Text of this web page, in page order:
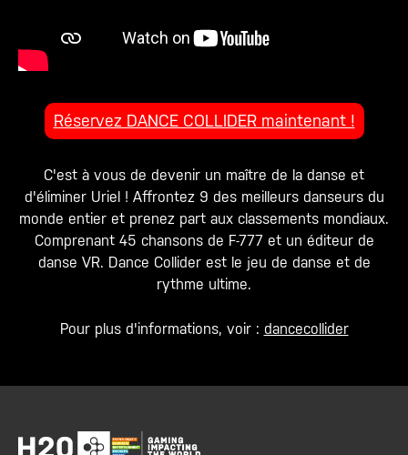
Réservez DANCE COLLIDER maintenant !
C'est à vous de devenir un maître de la danse et
d'éliminer Uriel ! Affrontez 9 des meilleurs danseurs du
monde entier et prenez part aux classements mondiaux.
Comprenant 45 chansons de F-777 et un éditeur de
danse VR. Dance Collider est le jeu de danse et de
rythme ultime.
Pour plus d'informations, voir : dancecollider